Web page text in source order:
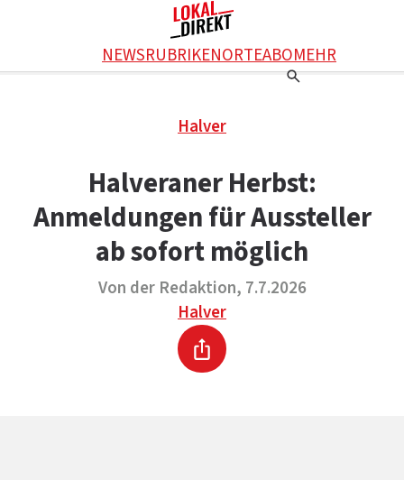
NEWSRUBRIKENORTEABOMEHR
Werbung schalten
Das Team
ÜBER UNS
Halver
Halveraner Herbst:
Anmeldungen für Aussteller
ab sofort möglich
Von der Redaktion, 7.7.2026
Halver